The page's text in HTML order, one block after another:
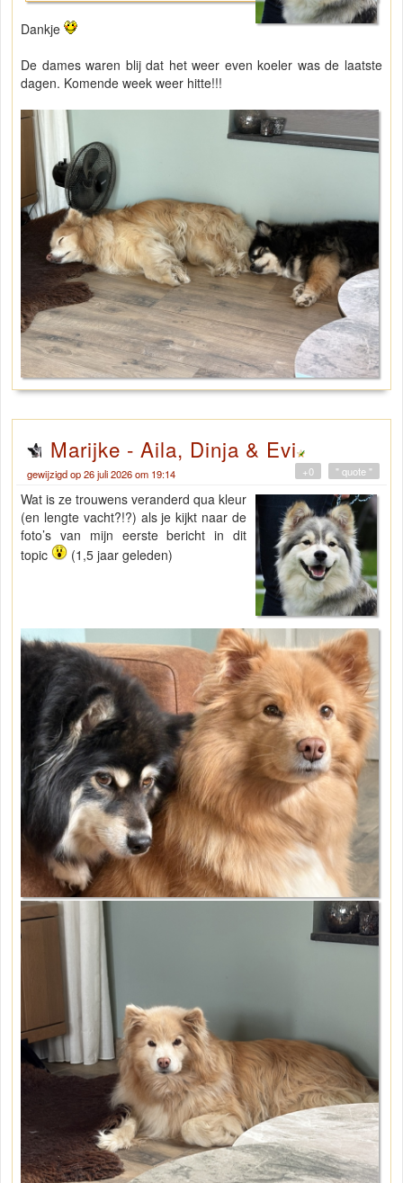
Dankje
De dames waren blij dat het weer even koeler was de laatste
dagen. Komende week weer hitte!!!
Marijke - Aila, Dinja & Evi
gewijzigd op 26 juli 2026 om 19:14 " quote "
+0
Wat is ze trouwens veranderd qua kleur
(en lengte vacht?!?) als je kijkt naar de
foto’s van mijn eerste bericht in dit
topic
(1,5 jaar geleden)